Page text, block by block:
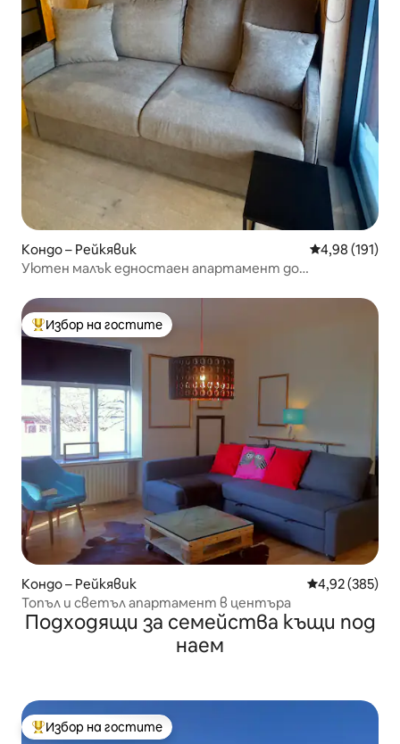
Кондо – Рейкявик Средна
4,98 (191)
Уютен малък едностаен апартамент до
Най-популярен избор на гостите
Избор на гостите
Кондо – Рейкявик Средна
4,92 (385)
Топъл и светъл апартамент в центъра
Подходящи за семейства къщи под
наем
Най-популярен избор на гостите
Избор на гостите